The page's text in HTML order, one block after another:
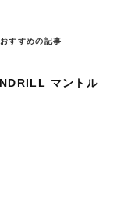
おすすめの記事
マントル